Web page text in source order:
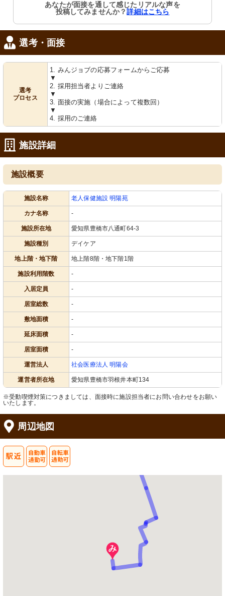
あなたが面接を通して感じたリアルな声を
投稿してみませんか？詳細はこちら
選考・面接
選考
プロセス
1. みんジョブの応募フォームからご応募
▼
2. 採用担当者よりご連絡
▼
3. 面接の実施（場合によって複数回）
▼
4. 採用のご連絡
施設詳細
施設概要
施設名称 老人保健施設 明陽苑
カナ名称 -
施設所在地 愛知県豊橋市八通町64-3
施設種別 デイケア
地上階・地下階 地上階8階・地下階1階
施設利用階数 -
入居定員 -
居室総数 -
敷地面積 -
延床面積 -
居室面積 -
運営法人 社会医療法人 明陽会
運営者所在地 愛知県豊橋市羽根井本町134
※受動喫煙対策につきましては、面接時に施設担当者にお問い合わせをお願い
いたします。
周辺地図